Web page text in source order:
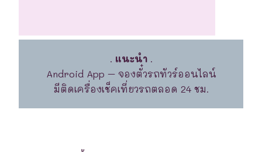
. แนะนำ.
Android App – จองตั๋วรถทัวร์ออนไลน์
มีติดเครื่องเช็คเที่ยวรถตลอด 24 ชม.